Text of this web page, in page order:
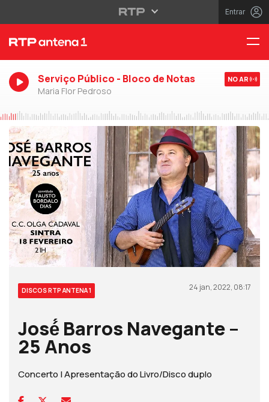
Entrar
Serviço Público - Bloco de Notas
Maria Flor Pedroso
NO AR
DISCOS RTP ANTENA 1 24 jan, 2022, 08:17
José́ Barros Navegante –
25 Anos
Concerto | Apresentação do Livro/Disco duplo